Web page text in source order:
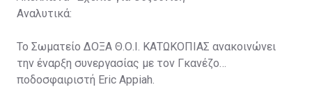
Αναλυτικά:
Το Σωματείο ΔΟΞΑ Θ.Ο.Ι. ΚΑΤΩΚΟΠΙΑΣ ανακοινώνει
την έναρξη συνεργασίας με τον Γκανέζο
ποδοσφαιριστή Eric Appiah.